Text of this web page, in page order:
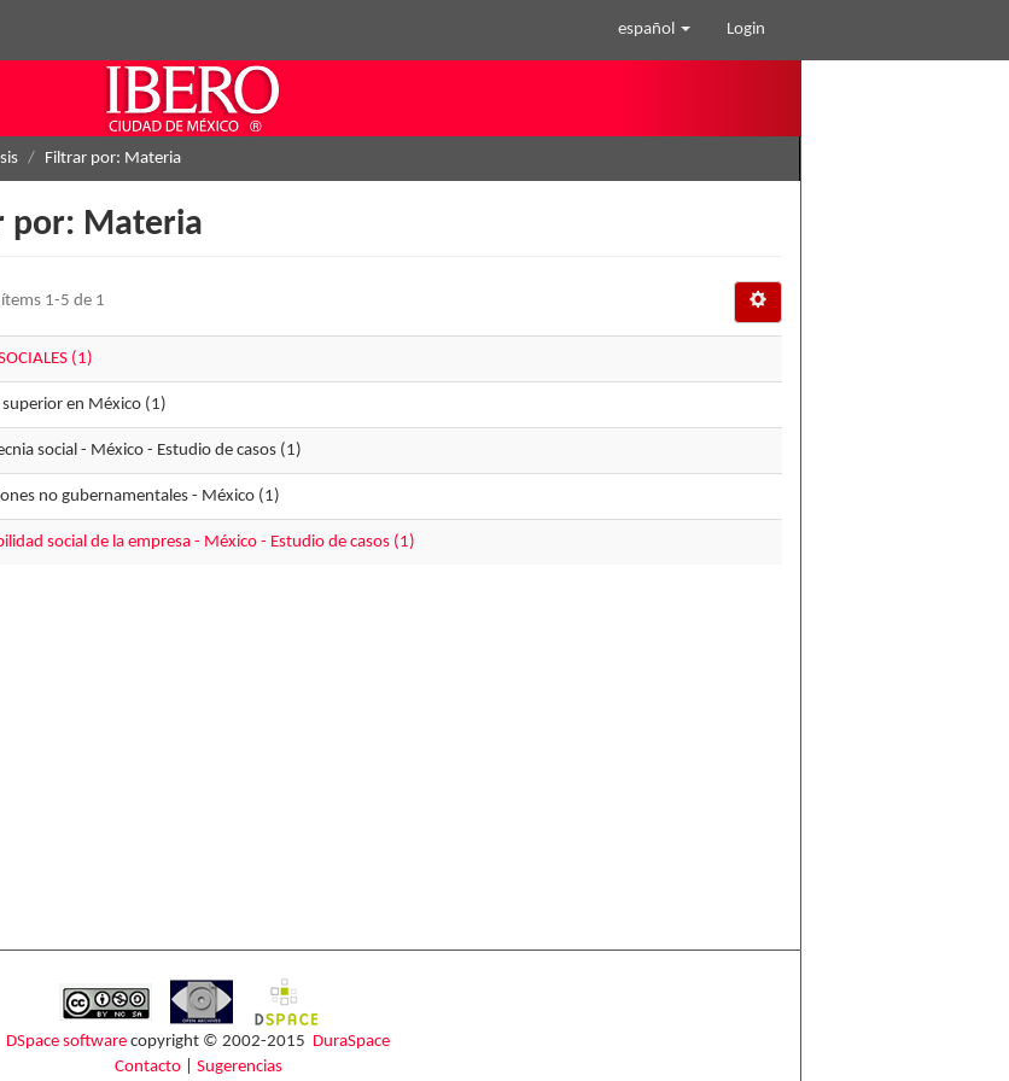
español Login
Filtrar por: Materia
por: Materia
1-5 de 1
(1)
superior en México (1)
social - México - Estudio de casos (1)
no gubernamentales - México (1)
social de la empresa - México - Estudio de casos (1)
DSpace software copyright © 2002-2015 DuraSpace
Contacto| Sugerencias